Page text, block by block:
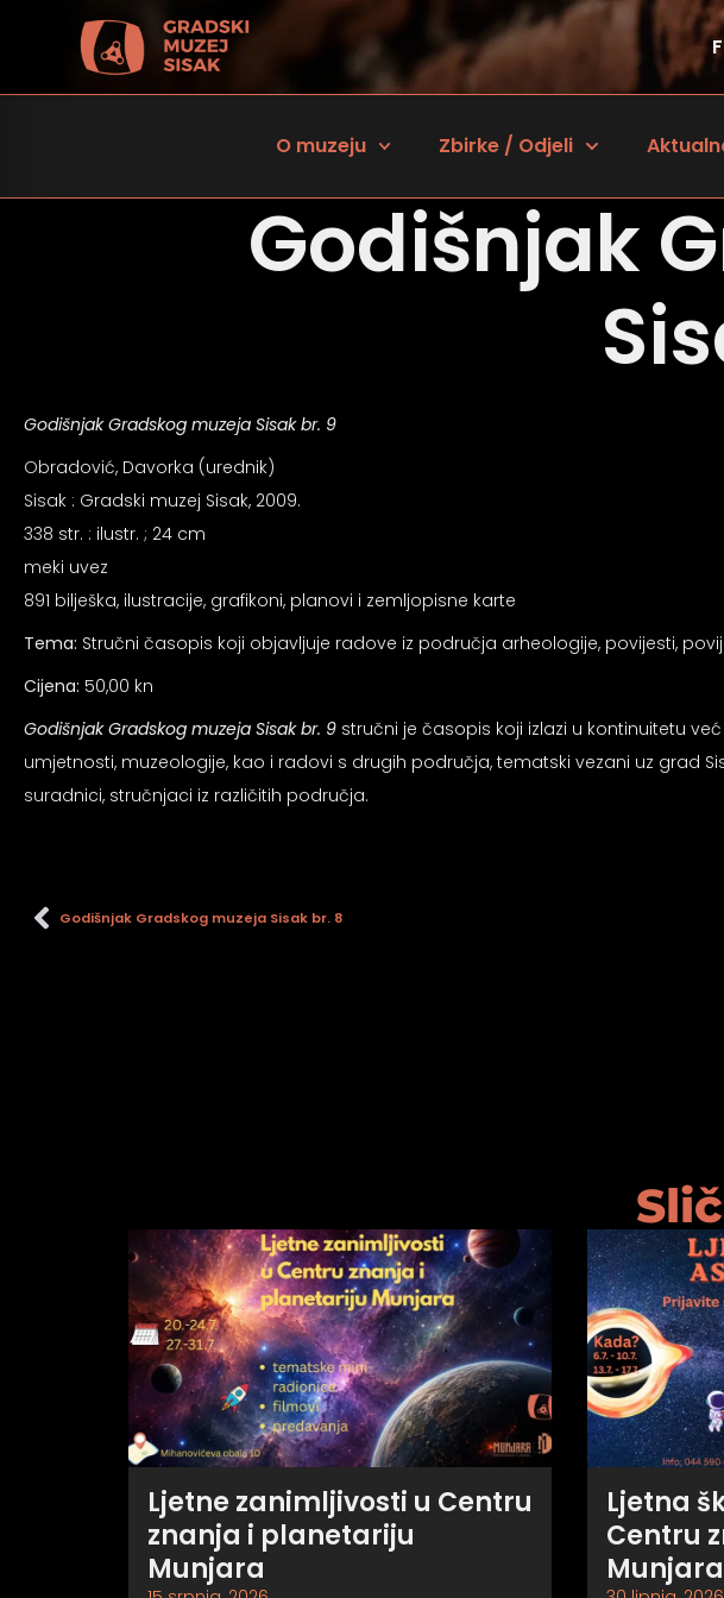
O muzeju Zbirke / Odjeli
Godišnjak
Godišnjak Gradskog muzeja Sisak br. 9
Obradović, Davorka (urednik)
Sisak : Gradski muzej Sisak, 2009.
338 str. : ilustr. ; 24 cm
meki uvez
891 bilješka, ilustracije, grafikoni, planovi i zemljopisne karte
Tema: Stručni časopis koji objavljuje radove iz područja arheologije, povijesti,
Cijena: 50,00 kn
Godišnjak Gradskog muzeja Sisak br. 9 stručni je časopis koji izlazi u kontinuitetu
umjetnosti, muzeologije, kao i radovi s drugih područja, tematski vezani uz grad
suradnici, stručnjaci iz različitih područja.
Godišnjak Gradskog muzeja Sisak br. 8
Ljetne zanimljivosti u Centru
znanja i planetariju
Munjara
Ljetna
Centru
Munjara
profil za epilepsiju
režim za epilepsiju